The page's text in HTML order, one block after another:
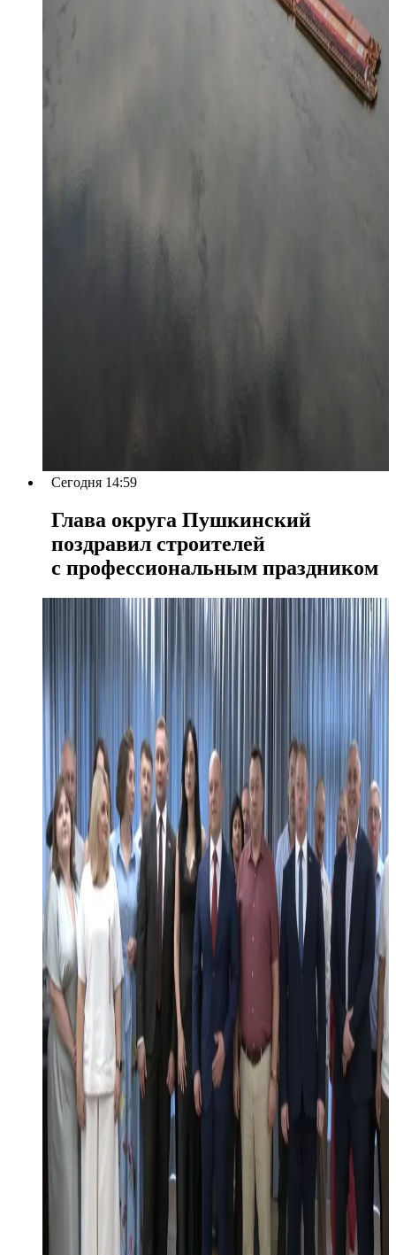
Сегодня 14:59
Глава округа Пушкинский
поздравил строителей
с профессиональным праздником